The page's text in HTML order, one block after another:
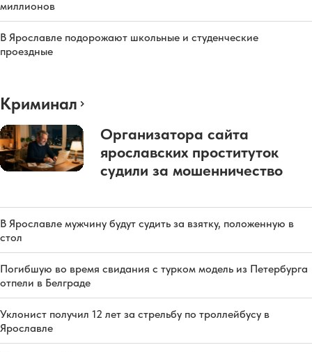
миллионов
В Ярославле подорожают школьные и студенческие
проездные
Криминал
Организатора сайта
ярославских проституток
судили за мошенничество
В Ярославле мужчину будут судить за взятку, положенную в
стол
Погибшую во время свидания с турком модель из Петербурга
отпели в Белграде
Уклонист получил 12 лет за стрельбу по троллейбусу в
Ярославле